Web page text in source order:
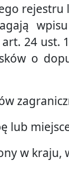
24 ust.
o
lub
w kraju,